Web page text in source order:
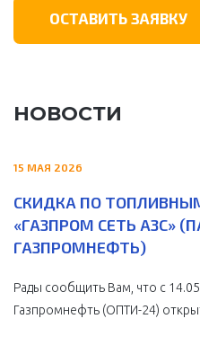
ОСТАВИТЬ ЗАЯВКУ
НОВОСТИ
15 МАЯ 2026
СКИДКА ПО
«ГАЗПРОМ СЕТЬ АЗС»
ГАЗПРОМНЕФТЬ)
Рады сообщить Вам, что с
Газпромнефть (ОПТИ-24)